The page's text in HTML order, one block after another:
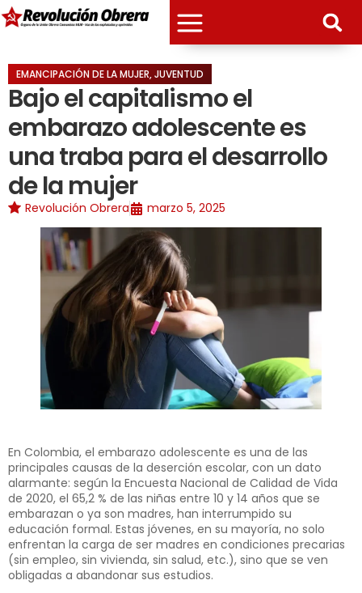
EMANCIPACIÓN DE LA MUJER,JUVENTUD
Bajo el capitalismo el
embarazo adolescente es
una traba para el desarrollo
de la mujer
Revolución Obrera marzo 5, 2025
En Colombia, el embarazo adolescente es una de las
principales causas de la deserción escolar, con un dato
alarmante: según la Encuesta Nacional de Calidad de Vida
de 2020, el 65,2 % de las niñas entre 10 y 14 años que se
embarazan o ya son madres, han interrumpido su
educación formal. Estas jóvenes, en su mayoría, no solo
enfrentan la carga de ser madres en condiciones precarias
(sin empleo, sin vivienda, sin salud, etc.), sino que se ven
obligadas a abandonar sus estudios.